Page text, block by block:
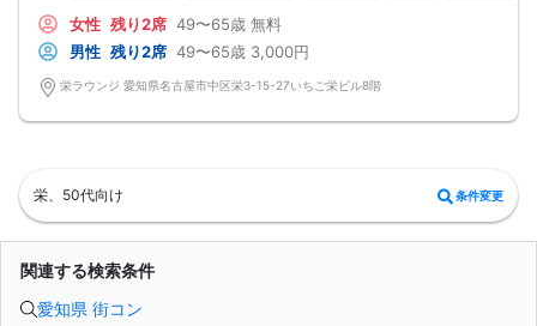
新しい出逢いが
これからの人生を温かくするかもしれません
女性 残り2席 49〜65歳 無料
男性 残り2席 49〜65歳 3,000円
栄ラウンジ 愛知県名古屋市中区栄3-15-27いちご栄ビル8階
栄、50代向け 条件変更
関連する検索条件
愛知県 街コン